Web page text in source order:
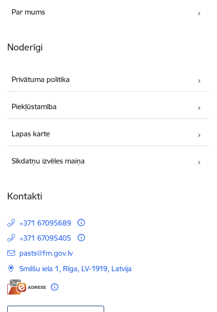
Par mums
Noderīgi
Privātuma politika
Piekļūstamība
Lapas karte
Sīkdatņu izvēles maiņa
Kontakti
+371 67095689
+371 67095405
E-pasts:
pasts@fm.gov.lv
Smilšu iela 1, Rīga, LV-1919, Latvija